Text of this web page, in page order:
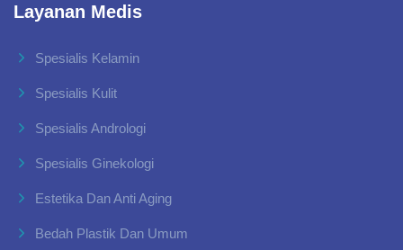
Layanan Medis
Spesialis Kelamin
Spesialis Kulit
Spesialis Andrologi
Spesialis Ginekologi
Estetika Dan Anti Aging
Bedah Plastik Dan Umum